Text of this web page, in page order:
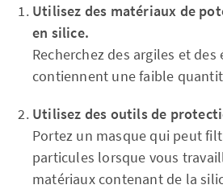
Utilisez des matériaux de
en silice.
Recherchez des argiles et des
contiennent une faible
Utilisez des outils de
Portez un masque qui peut
particules lorsque vous
matériaux contenant de la